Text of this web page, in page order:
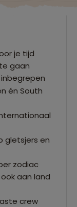
je tijd
gaan
én South
gletsjers en
zodiac
aan land
crew